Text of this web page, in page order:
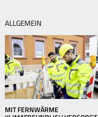
ALLGEMEIN
MIT FERNWÄRME